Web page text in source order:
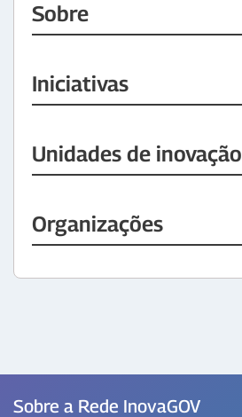
Sobre
Iniciativas
Unidades de inovação
Organizações
Sobre a Rede InovaGOV